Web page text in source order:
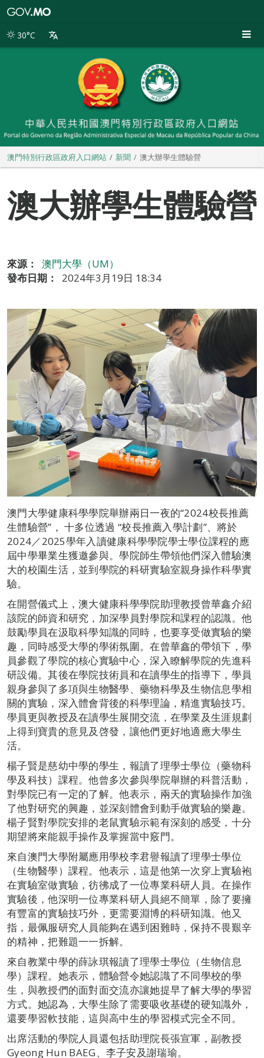
別
30°C
澳門特別行政區政府入口網站 新聞 澳大辦學生體驗營
澳大辦學生體驗營
來源：
澳門大學（UM）
發布日期：
2024年3月19日 18:34
澳門大學健康科學學院舉辦兩日一夜的“2024校長推薦
生體驗營”， 十多位透過 “校長推薦入學計劃”、將於
2024／2025學年入讀健康科學學院學士學位課程的應
屆中學畢業生獲邀參與。學院師生帶領他們深入體驗澳
大的校園生活，並到學院的科研實驗室親身操作科學實
驗。
在開營儀式上，澳大健康科學學院助理教授曾華鑫介紹
該院的師資和研究，加深學員對學院和課程的認識。他
鼓勵學員在汲取科學知識的同時，也要享受做實驗的樂
趣，同時感受大學的學術氛圍。在曾華鑫的帶領下，學
員參觀了學院的核心實驗中心，深入瞭解學院的先進科
研設備。其後在學院技術員和在讀學生的指導下，學員
親身參與了多項與生物醫學、藥物科學及生物信息學相
關的實驗，深入體會背後的科學理論，精進實驗技巧。
學員更與教授及在讀學生展開交流，在學業及生涯規劃
上得到寶貴的意見及啓發，讓他們更好地適應大學生
活。
楊子賢是慈幼中學的學生，報讀了理學士學位（藥物科
學及科技）課程。他曾多次參與學院舉辦的科普活動，
對學院已有一定的了解。他表示，兩天的實驗操作加強
了他對研究的興趣，並深刻體會到動手做實驗的樂趣。
楊子賢對學院安排的老鼠實驗示範有深刻的感受，十分
期望將來能親手操作及掌握當中竅門。
來自澳門大學附屬應用學校李君譽報讀了理學士學位
（生物醫學）課程。他表示，這是他第一次穿上實驗袍
在實驗室做實驗，彷彿成了一位專業科研人員。在操作
實驗後，他深明一位專業科研人員絕不簡單，除了要擁
有豐富的實驗技巧外，更需要淵博的科研知識。他又
指，最佩服研究人員能夠在遇到困難時，保持不畏艱辛
的精神，把難題一一拆解。
來自教業中學的薛詠琪報讀了理學士學位（生物信息
學）課程。她表示，體驗營令她認識了不同學校的學
生，與教授們的面對面交流亦讓她提早了解大學的學習
方式。她認為，大學生除了需要吸收基礎的硬知識外，
還要學習軟技能，這與高中生的學習模式完全不同。
出席活動的學院人員還包括助理院長張宣軍，副教授
Gyeong Hun BAEG、李子安及謝瑞瑜。